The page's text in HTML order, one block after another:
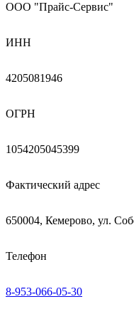
ООО "Прайс-Сервис"
ИНН
4205081946
ОГРН
1054205045399
Фактический адрес
650004, Кемерово, ул.
Телефон
8-953-066-05-30